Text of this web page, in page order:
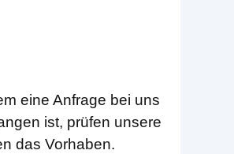
eine Anfrage bei uns
ist, prüfen unsere
das Vorhaben.